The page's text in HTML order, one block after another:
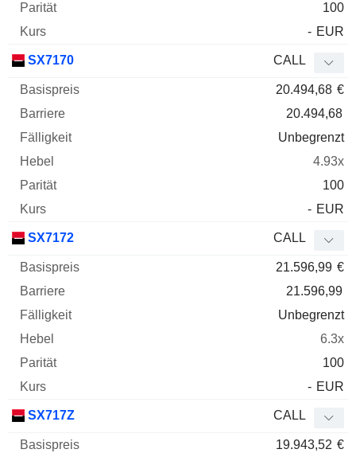
100
- EUR
SX7170 CALL
20.494,68 €
20.494,68
Unbegrenzt
4.93x
100
- EUR
SX7172 CALL
21.596,99 €
21.596,99
Unbegrenzt
6.3x
100
- EUR
SX717Z CALL
19.943,52 €